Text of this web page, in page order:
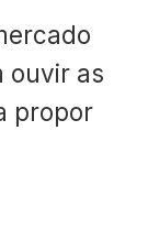
ouvir as
propor